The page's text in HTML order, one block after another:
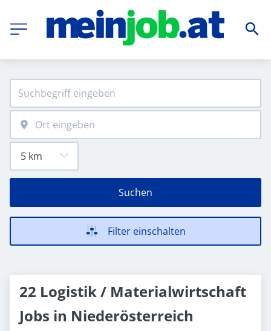
Suchen
Filter einschalten
22 Logistik / Materialwirtschaft
Jobs in Niederösterreich